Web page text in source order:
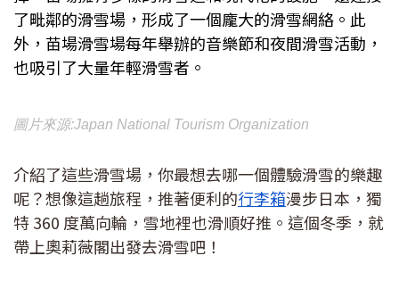
了毗鄰的滑雪場，形成了一個龐大的滑雪網絡。此
外，苗場滑雪場每年舉辦的音樂節和夜間滑雪活動，
也吸引了大量年輕滑雪者。
圖片來源:Japan National Tourism Organization
介紹了這些滑雪場，你最想去哪一個體驗滑雪的樂趣
呢？想像這趟旅程，推著便利的行李箱漫步日本，獨
特 360 度萬向輪，雪地裡也滑順好推。這個冬季，就
帶上奧莉薇閣出發去滑雪吧！